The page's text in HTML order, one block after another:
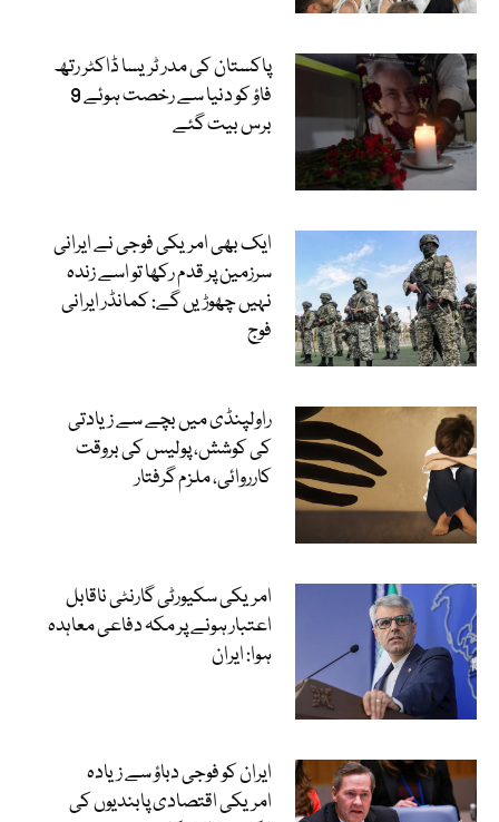
پاکستان کی مدر ٹریسا ڈاکٹر رتھ
فاؤ کو دنیا سے رخصت ہوئے 9
برس بیت گئے
ایک بھی امریکی فوجی نے ایرانی
سرزمین پر قدم رکھا تو اسے زندہ
نہیں چھوڑیں گے: کمانڈر ایرانی
فوج
راولپنڈی میں بچے سے زیادتی
کی کوشش، پولیس کی بروقت
کارروائی، ملزم گرفتار
امریکی سکیورٹی گارنٹی ناقابل
اعتبار ہونے پر مکہ دفاعی معاہدہ
ہوا: ایران
ایران کو فوجی دباؤ سے زیادہ
امریکی اقتصادی پابندیوں کی